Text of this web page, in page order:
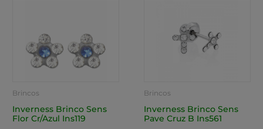
Brincos
Inverness Brinco Sens
Flor Cr/Azul Ins119
Brincos
Inverness Brinco Sens
Pave Cruz B Ins561